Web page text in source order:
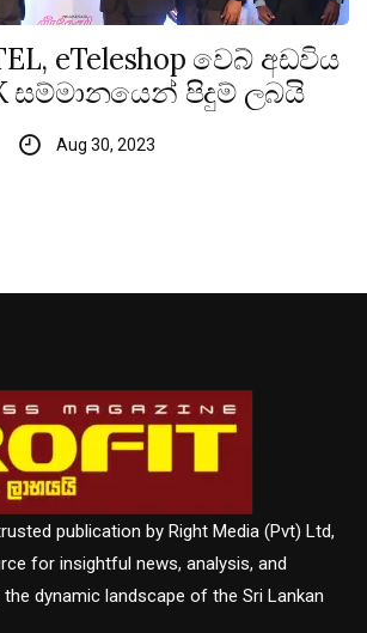
eTeleshop වෙබ් අඩවිය
සම්මානයෙන් පිදුම් ලබයි
Aug 30, 2023
publication by Right Media (Pvt) Ltd,
for insightful news, analysis, and
dynamic landscape of the Sri Lankan